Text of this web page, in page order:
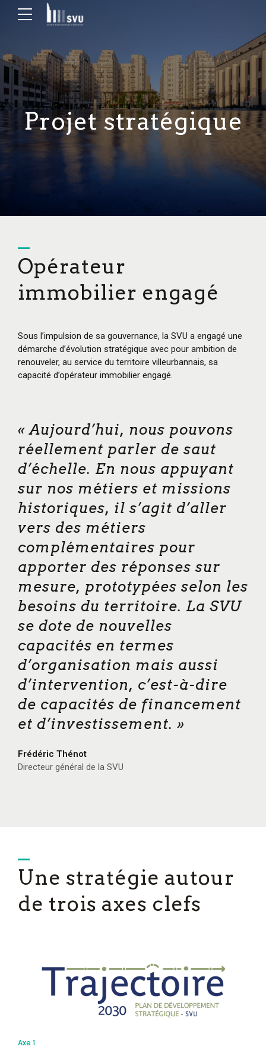
Projet stratégique
Opérateur
immobilier engagé
Sous l’impulsion de sa gouvernance, la SVU a engagé une
démarche d’évolution stratégique avec pour ambition de
renouveler, au service du territoire villeurbannais, sa
capacité d’opérateur immobilier engagé.
« Aujourd’hui, nous pouvons
réellement parler de saut
d’échelle. En nous appuyant
sur nos métiers et missions
historiques, il s’agit d’aller
vers des métiers
complémentaires pour
apporter des réponses sur
mesure, prototypées selon les
besoins du territoire. La SVU
se dote de nouvelles
capacités en termes
d’organisation mais aussi
d’intervention, c’est-à-dire
de capacités de financement
et d’investissement. »
Frédéric Thénot
Directeur général de la SVU
Une stratégie autour
de trois axes clefs
Axe 1